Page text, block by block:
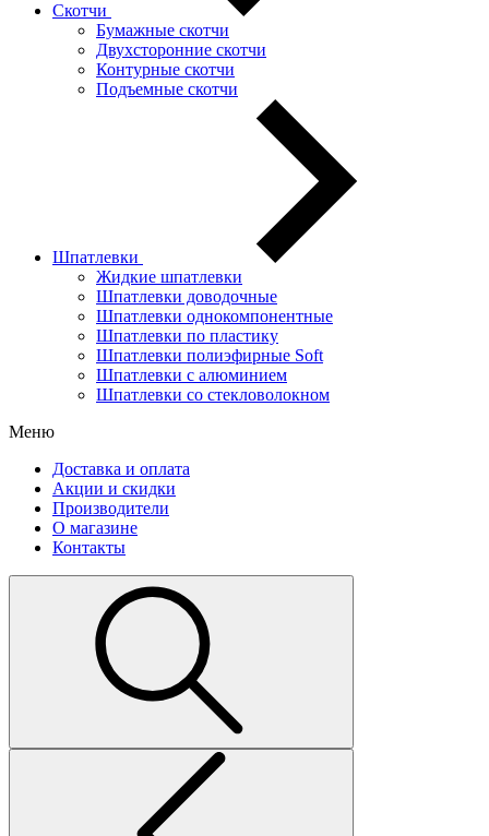
Скотчи
Бумажные скотчи
Двухсторонние скотчи
Контурные скотчи
Подъемные скотчи
Шпатлевки
Жидкие шпатлевки
Шпатлевки доводочные
Шпатлевки однокомпонентные
Шпатлевки по пластику
Шпатлевки полиэфирные Soft
Шпатлевки с алюминием
Шпатлевки со стекловолокном
Меню
Доставка и оплата
Акции и скидки
Производители
О магазине
Контакты